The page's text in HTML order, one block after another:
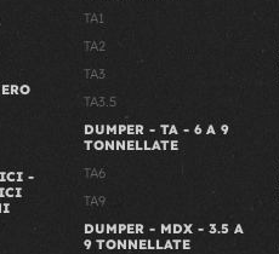
-
TA1
TA2
TA3
TA3.5
DUMPER - TA - 6 A 9
TONNELLATE
TA6
TA9
DUMPER - MDX - 3.5 A
9 TONNELLATE